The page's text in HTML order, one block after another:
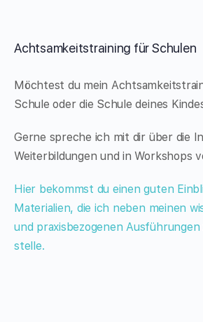
Achtsamkeitstraining für Schulen
Möchtest du mein
Schule oder die Schule deines
Gerne spreche ich mit dir über die
Weiterbildungen und in Workshops
Hier bekommst du einen guten
Materialien, die ich neben meinen
und praxisbezogenen
stelle.